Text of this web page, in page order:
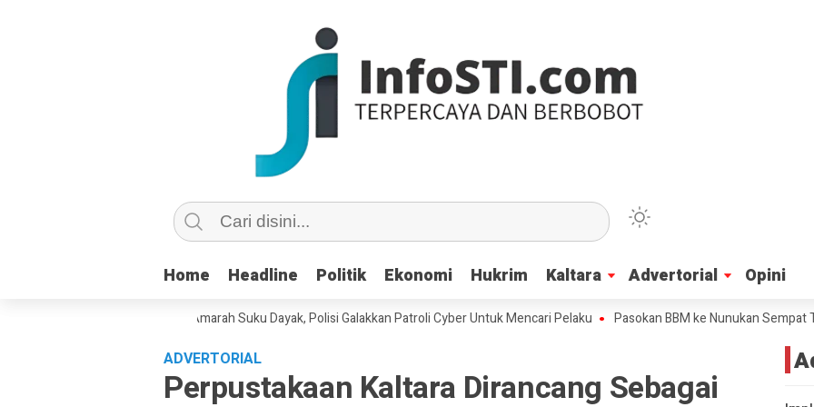
Home Headline Politik Ekonomi Hukrim Kaltara Advertorial Opini
Home Headline Politik Ekonomi Hukrim Kaltara Advertorial Opini
di Medsos Picu Amarah Suku Dayak, Polisi Galakkan Patroli Cyber Untuk Mencari Pelaku Pasokan BBM ke Nunukan Sempat
ADVERTORIAL
Perpustakaan Kaltara Dirancang Sebagai